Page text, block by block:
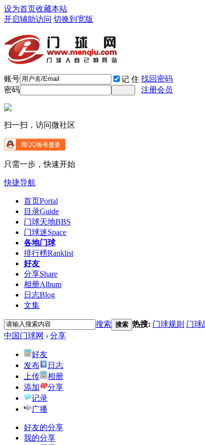
设为首页收藏本站
开启辅助访问 切换到宽版
账号 记 住 找回密码
密码
注册会员
扫一扫，访问微社区
只需一步，快速开始
快捷导航
首页Portal
目录Guide
门球天地BBS
门球迷Space
各地门球
排行榜Ranklist
好友
分享Share
相册Album
日志Blog
文集
搜索 搜索 热搜: 门球规则 门球
中国门球网 › 分享
好友
发布
日志
上传
相册
添加
分享
记录
广播
好友的分享
我的分享